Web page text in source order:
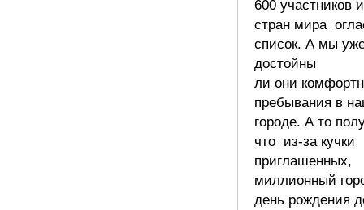
600 участников
стран мира
список. А мы
достойны
ли они
пребывания в
городе. А то
что из-за кучки
приглашенных,
миллионный
день рождения